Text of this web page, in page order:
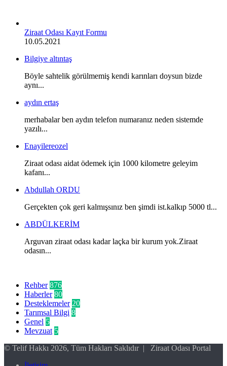
Ziraat Odası Kayıt Formu
10.05.2021
Bilgiye altıntaş
Böyle sahtelik görülmemiş kendi karınları doysun bizde
aynı...
aydın ertaş
merhabalar ben aydın telefon numaranız neden sistemde
yazılı...
Enayilereozel
Ziraat odası aidat ödemek için 1000 kilometre geleyim
kafanı...
Abdullah ORDU
Gerçekten çok geri kalmışsınız ben şimdi ist.kalkıp 5000 tl...
ABDÜLKERİM
Arguvan ziraat odası kadar laçka bir kurum yok.Ziraat
odasın...
Rehber 876
Haberler 80
Desteklemeler 20
Tarımsal Bilgi 8
Genel 5
Mevzuat 5
© Telif Hakkı 2026, Tüm Hakları Saklıdır | Ziraat Odası Portal